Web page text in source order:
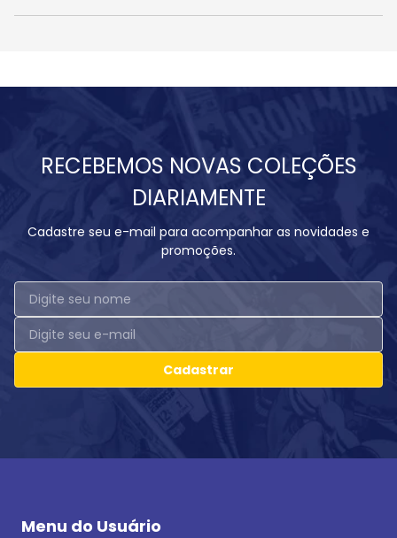
RECEBEMOS NOVAS COLEÇÕES
DIARIAMENTE
Cadastre seu e-mail para acompanhar as novidades e
promoções.
Cadastrar
Menu do Usuário